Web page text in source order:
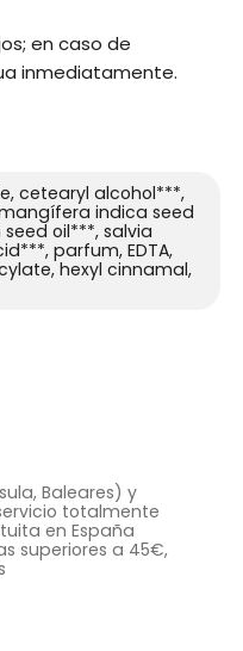
en caso de
inmediatamente.
cetearyl alcohol***,
indica seed
oil***, salvia
parfum, EDTA,
hexyl cinnamal,
Baleares) y
totalmente
en España
superiores a 45€,